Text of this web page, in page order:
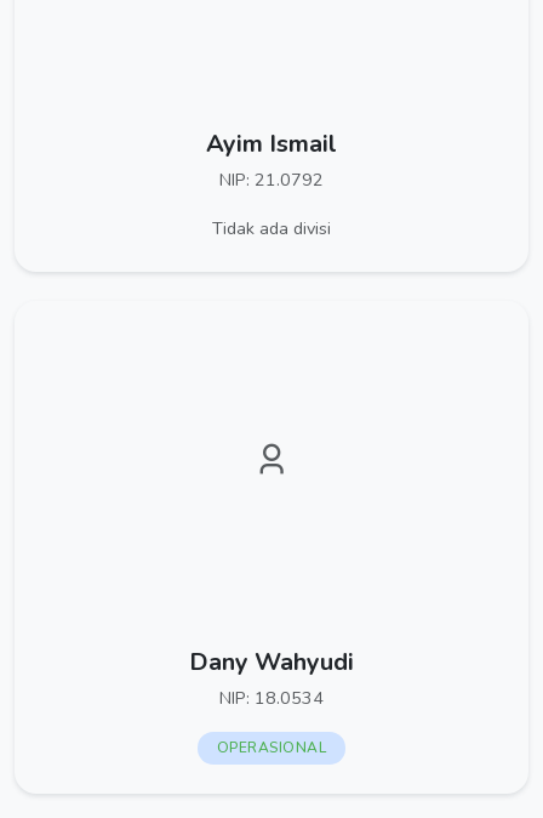
Ayim Ismail
NIP: 21.0792
Tidak ada divisi
Dany Wahyudi
NIP: 18.0534
OPERASIONAL